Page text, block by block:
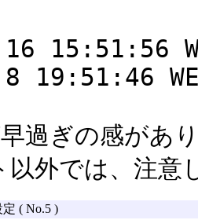
16 15:51:56
8 19:51:46
過ぎの感があ
以外では、注意
定 ( No.5 )